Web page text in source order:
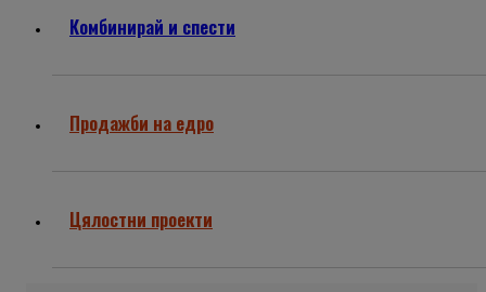
Комбинирай и спести
Продажби на едро
Цялостни проекти